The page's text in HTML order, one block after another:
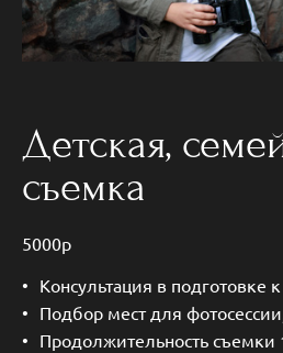
Детская,
съемка
5000р
Консультация в подготовке
Подбор мест для
Продолжительность съемки